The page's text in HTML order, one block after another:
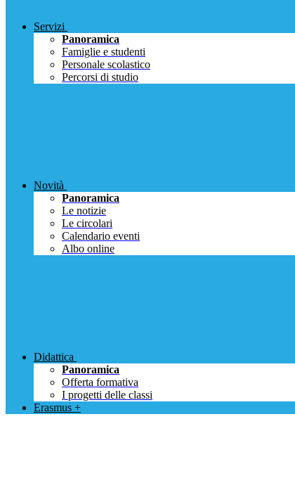
Servizi
Panoramica
Famiglie e studenti
Personale scolastico
Percorsi di studio
Novità
Panoramica
Le notizie
Le circolari
Calendario eventi
Albo online
Didattica
Panoramica
Offerta formativa
I progetti delle classi
Erasmus +